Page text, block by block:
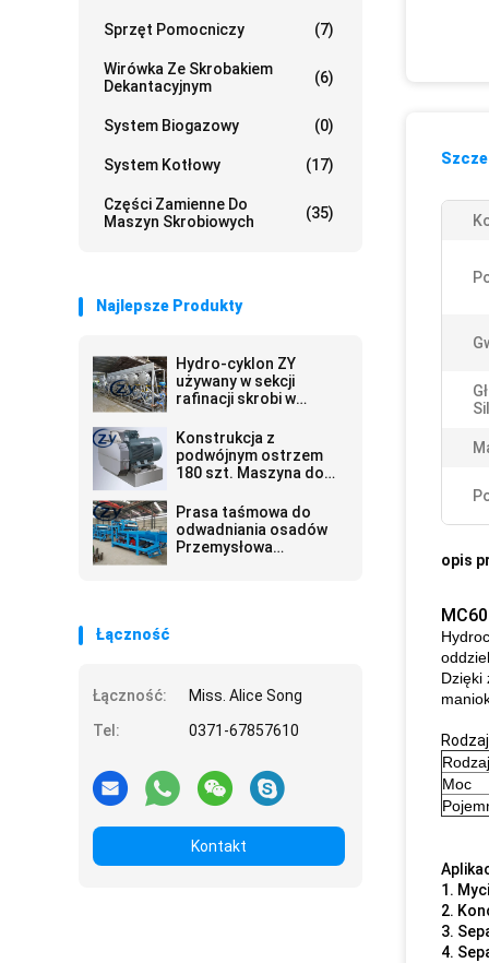
Sprzęt Pomocniczy (7)
Wirówka Ze Skrobakiem
Dekantacyjnym
(6)
System Biogazowy (0)
System Kotłowy (17)
Części Zamienne Do
Maszyn Skrobiowych
(35)
Najlepsze Produkty
Hydro-cyklon ZY
używany w sekcji
rafinacji skrobi w
manioku
Konstrukcja z
podwójnym ostrzem
180 szt. Maszyna do
ziemniaków
Prasa taśmowa do
odwadniania osadów
Przemysłowa
Łączność
Łączność:
Miss. Alice Song
Tel:
0371-67857610
Kontakt
opis
Dzięki
Rodzaj
Moc
1.
2.
3.
4.